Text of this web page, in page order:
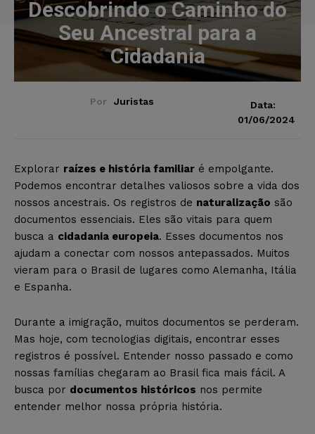
Descobrindo o Caminho do
Seu Ancestral para a
Cidadania
Por Juristas
Data:
01/06/2024
Explorar raízes e história familiar é empolgante.
Podemos encontrar detalhes valiosos sobre a vida dos
nossos ancestrais. Os registros de naturalização são
documentos essenciais. Eles são vitais para quem
busca a cidadania europeia. Esses documentos nos
ajudam a conectar com nossos antepassados. Muitos
vieram para o Brasil de lugares como Alemanha, Itália
e Espanha.
Durante a imigração, muitos documentos se perderam.
Mas hoje, com tecnologias digitais, encontrar esses
registros é possível. Entender nosso passado e como
nossas famílias chegaram ao Brasil fica mais fácil. A
busca por documentos históricos nos permite
entender melhor nossa própria história.